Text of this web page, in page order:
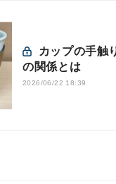
の関係とは
2026/06/22 18:39